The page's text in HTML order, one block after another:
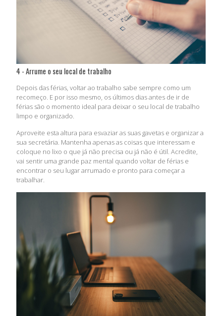
4 - Arrume o seu local de trabalho
Depois das férias, voltar ao trabalho sabe sempre como um
recomeço. E por isso mesmo, os últimos dias antes de ir de
férias são o momento ideal para deixar o seu local de trabalho
limpo e organizado.
Aproveite esta altura para esvaziar as suas gavetas e organizar a
sua secretária. Mantenha apenas as coisas que interessam e
coloque no lixo o que já não precisa ou já não é útil. Acredite,
vai sentir uma grande paz mental quando voltar de férias e
encontrar o seu lugar arrumado e pronto para começar a
trabalhar.